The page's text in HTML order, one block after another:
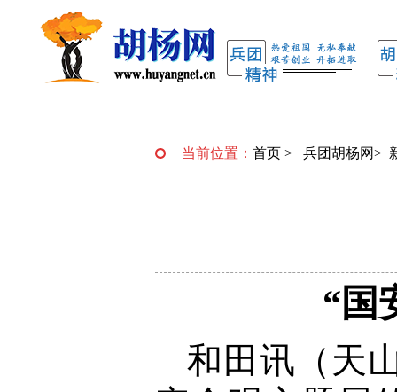
当前位置： 首页 > 兵团胡杨网>
“国
和田讯（天